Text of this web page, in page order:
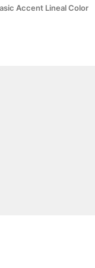
Accent Lineal Color